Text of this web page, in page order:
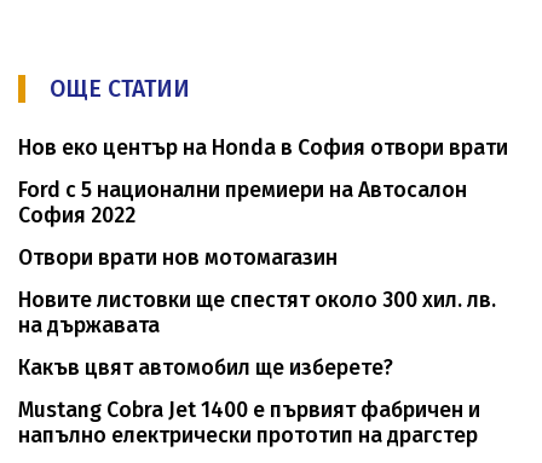
ОЩЕ СТАТИИ
Нов еко център на Honda в София отвори врати
Ford с 5 национални премиери на Автосалон
София 2022
Отвори врати нов мотомагазин
Новите листовки ще спестят около 300 хил. лв.
на държавата
Какъв цвят автомобил ще изберете?
Mustang Cobra Jet 1400 е първият фабричен и
напълно електрически прототип на драгстер